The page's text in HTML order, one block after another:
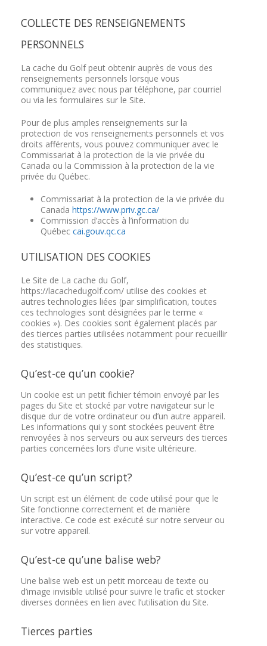
COLLECTE DES RENSEIGNEMENTS
PERSONNELS
La cache du Golf peut obtenir auprès de vous des
renseignements personnels lorsque vous
communiquez avec nous par téléphone, par courriel
ou via les formulaires sur le Site.
Pour de plus amples renseignements sur la
protection de vos renseignements personnels et vos
droits afférents, vous pouvez communiquer avec le
Commissariat à la protection de la vie privée du
Canada ou la Commission à la protection de la vie
privée du Québec.
Commissariat à la protection de la vie privée du
Canada https://www.priv.gc.ca/
Commission d’accès à l’information du
Québec cai.gouv.qc.ca
UTILISATION DES COOKIES
Le Site de La cache du Golf,
https://lacachedugolf.com/ utilise des cookies et
autres technologies liées (par simplification, toutes
ces technologies sont désignées par le terme «
cookies »). Des cookies sont également placés par
des tierces parties utilisées notamment pour recueillir
des statistiques.
Qu’est-ce qu’un cookie?
Un cookie est un petit fichier témoin envoyé par les
pages du Site et stocké par votre navigateur sur le
disque dur de votre ordinateur ou d’un autre appareil.
Les informations qui y sont stockées peuvent être
renvoyées à nos serveurs ou aux serveurs des tierces
parties concernées lors d’une visite ultérieure.
Qu’est-ce qu’un script?
Un script est un élément de code utilisé pour que le
Site fonctionne correctement et de manière
interactive. Ce code est exécuté sur notre serveur ou
sur votre appareil.
Qu’est-ce qu’une balise web?
Une balise web est un petit morceau de texte ou
d’image invisible utilisé pour suivre le trafic et stocker
diverses données en lien avec l’utilisation du Site.
Tierces parties